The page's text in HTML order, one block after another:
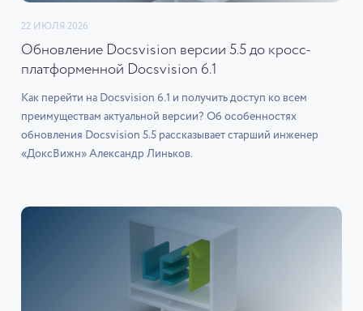
22 ИЮЛЯ 2026
Обновление Docsvision версии 5.5 до кросс-
платформенной Docsvision 6.1
Как перейти на Docsvision 6.1 и получить доступ ко всем
преимуществам актуальной версии? Об особенностях
обновления Docsvision 5.5 рассказывает старший инженер
«ДоксВижн» Александр Линьков.